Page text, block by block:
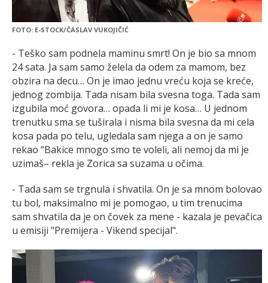
FOTO: E-STOCK/ČASLAV VUKOJIČIĆ
- Teško sam podnela maminu smrt! On je bio sa mnom
24 sata. Ja sam samo želela da odem za mamom, bez
obzira na decu… On je imao jednu vreću koja se kreće,
jednog zombija. Tada nisam bila svesna toga. Tada sam
izgubila moć govora… opada li mi je kosa… U jednom
trenutku sma se tuširala i nisma bila svesna da mi cela
kosa pada po telu, ugledala sam njega a on je samo
rekao “Bakice mnogo smo te voleli, ali nemoj da mi je
uzimaš– rekla je Zorica sa suzama u očima.
- Tada sam se trgnula i shvatila. On je sa mnom bolovao
tu bol, maksimalno mi je pomogao, u tim trenucima
sam shvatila da je on čovek za mene - kazala je pevačica
u emisiji "Premijera - Vikend specijal".